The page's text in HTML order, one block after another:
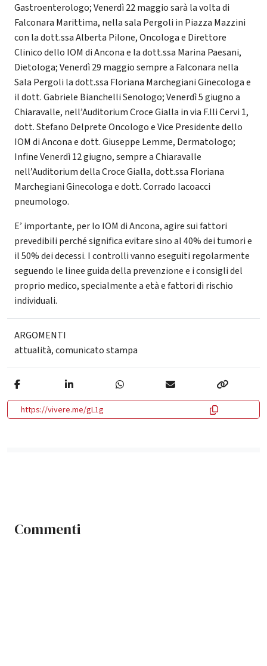
Gastroenterologo; Venerdì 22 maggio sarà la volta di
Falconara Marittima, nella sala Pergoli in Piazza Mazzini
con la dott.ssa Alberta Pilone, Oncologa e Direttore
Clinico dello IOM di Ancona e la dott.ssa Marina Paesani,
Dietologa; Venerdì 29 maggio sempre a Falconara nella
Sala Pergoli la dott.ssa Floriana Marchegiani Ginecologa e
il dott. Gabriele Bianchelli Senologo; Venerdì 5 giugno a
Chiaravalle, nell’Auditorium Croce Gialla in via F.lli Cervi 1,
dott. Stefano Delprete Oncologo e Vice Presidente dello
IOM di Ancona e dott. Giuseppe Lemme, Dermatologo;
Infine Venerdì 12 giugno, sempre a Chiaravalle
nell’Auditorium della Croce Gialla, dott.ssa Floriana
Marchegiani Ginecologa e dott. Corrado Iacoacci
pneumologo.
E’ importante, per lo IOM di Ancona, agire sui fattori
prevedibili perché significa evitare sino al 40% dei tumori e
il 50% dei decessi. I controlli vanno eseguiti regolarmente
seguendo le linee guida della prevenzione e i consigli del
proprio medico, specialmente a età e fattori di rischio
individuali.
ARGOMENTI
attualità,comunicato stampa
https://vivere.me/gL1g
Commenti